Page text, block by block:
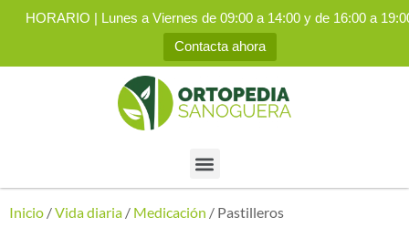
HORARIO | Lunes a Viernes de 09:00 a 14:00 y de 16:00 a
Contacta ahora
Inicio /Vida diaria / Medicación / Pastilleros